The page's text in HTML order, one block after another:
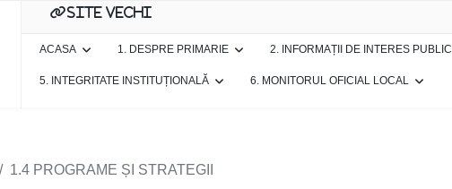
site vechi
ACASA 1. DESPRE PRIMARIE 2. INFORMAȚII DE INTERES PUBLIC
5. INTEGRITATE INSTITUȚIONALĂ 6. MONITORUL OFICIAL LOCAL
1.4 PROGRAME ȘI STRATEGII